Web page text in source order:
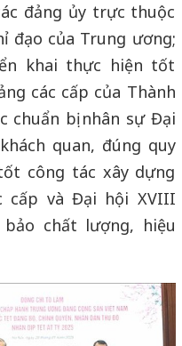
đảng ủy trực thuộc
đạo của Trung ương;
khai thực hiện tốt
các cấp của Thành
chuẩn bị nhân sự Đại
quan, đúng quy
công tác xây dựng
cấp và Đại hội XVIII
chất lượng, hiệu